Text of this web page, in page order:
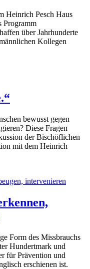
Heinrich Pesch Haus
Programm
über Jahrhunderte
Kollegen
bewusst gegen
Diese Fragen
der Bischöflichen
mit dem Heinrich
Form des Missbrauchs
Hundertmark und
für Prävention und
erschienen ist.